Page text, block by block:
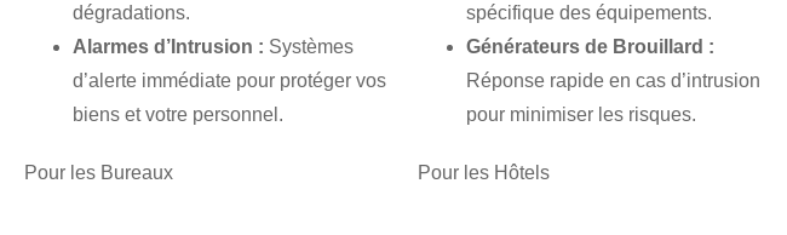
dégradations.
Alarmes d’Intrusion : Systèmes
d’alerte immédiate pour protéger vos
biens et votre personnel.
spécifique des équipements.
Générateurs de Brouillard :
Réponse rapide en cas d’intrusion
pour minimiser les risques.
Pour les Bureaux Pour les Hôtels